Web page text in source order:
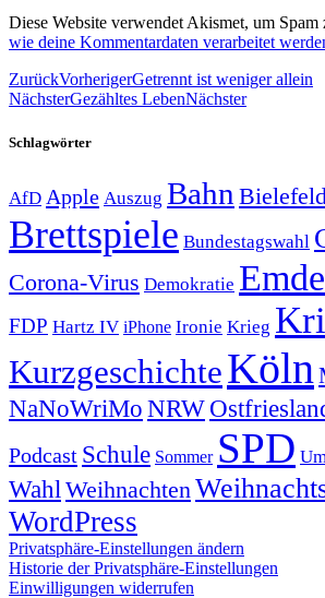
Diese Website verwendet Akismet, um Spam
wie deine Kommentardaten verarbeitet
ZurückVorherigerGetrennt ist weniger allein
NächsterGezähltes LebenNächster
Schlagwörter
AfD Apple Auszug Bahn Bielefeld
Brettspiele Bundestagswahl
Corona-Virus Demokratie
FDP Hartz IV iPhone Ironie Krieg
KurzgeschichteKöln
NaNoWriMo NRW
Podcast Schule Sommer SPD
Wahl Weihnachten
WordPress
Privatsphäre-Einstellungen ändern
Historie der Privatsphäre-Einstellungen
Einwilligungen widerrufen